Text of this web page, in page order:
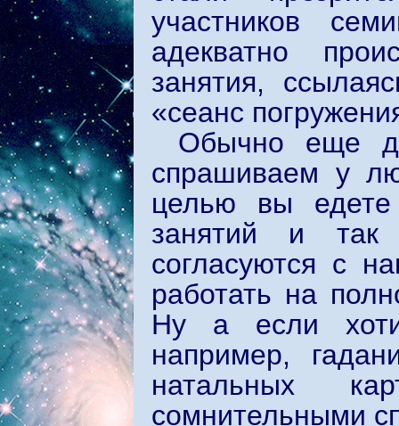
участников
адекватно
занятия,
«сеанс
Обычно еще
спрашиваем у
целью вы
занятий и
согласуются с
работать на
Ну а если
например,
натальных
сомнительными